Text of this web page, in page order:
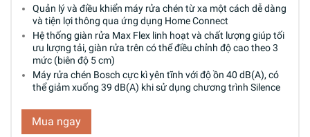
Quản lý và điều khiển máy rửa chén từ xa một cách dễ dàng
và tiện lợi thông qua ứng dụng Home Connect
Hệ thống giàn rửa Max Flex linh hoạt và chất lượng giúp tối
ưu lượng tải, giàn rửa trên có thể điều chỉnh độ cao theo 3
mức (biên độ 5 cm)
Máy rửa chén Bosch cực kì yên tĩnh với độ ồn 40 dB(A), có
thể giảm xuống 39 dB(A) khi sử dụng chương trình Silence
Mua ngay